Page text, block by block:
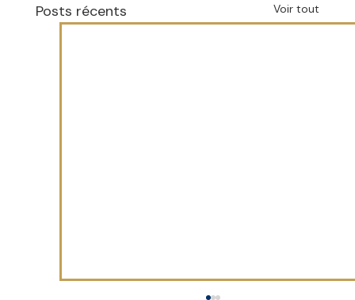
Posts récents Voir tout